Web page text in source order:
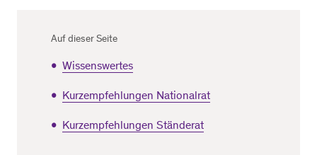
Auf dieser Seite
Wissenswertes
Kurzempfehlungen Nationalrat
Kurzempfehlungen Ständerat